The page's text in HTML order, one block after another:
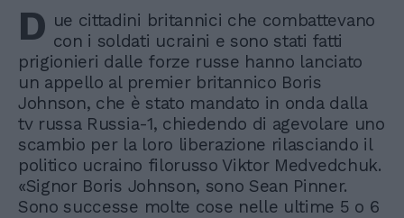
D ue cittadini britannici che combattevano
con i soldati ucraini e sono stati fatti
prigionieri dalle forze russe hanno lanciato
un appello al premier britannico Boris
Johnson, che è stato mandato in onda dalla
tv russa Russia-1, chiedendo di agevolare uno
scambio per la loro liberazione rilasciando il
politico ucraino filorusso Viktor Medvedchuk.
«Signor Boris Johnson, sono Sean Pinner.
Sono successe molte cose nelle ultime 5 o 6